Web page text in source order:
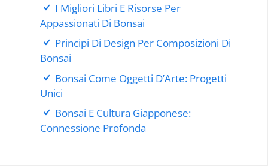
I Migliori Libri E Risorse Per
Appassionati Di Bonsai
Principi Di Design Per Composizioni Di
Bonsai
Bonsai Come Oggetti D’Arte: Progetti
Unici
Bonsai E Cultura Giapponese:
Connessione Profonda